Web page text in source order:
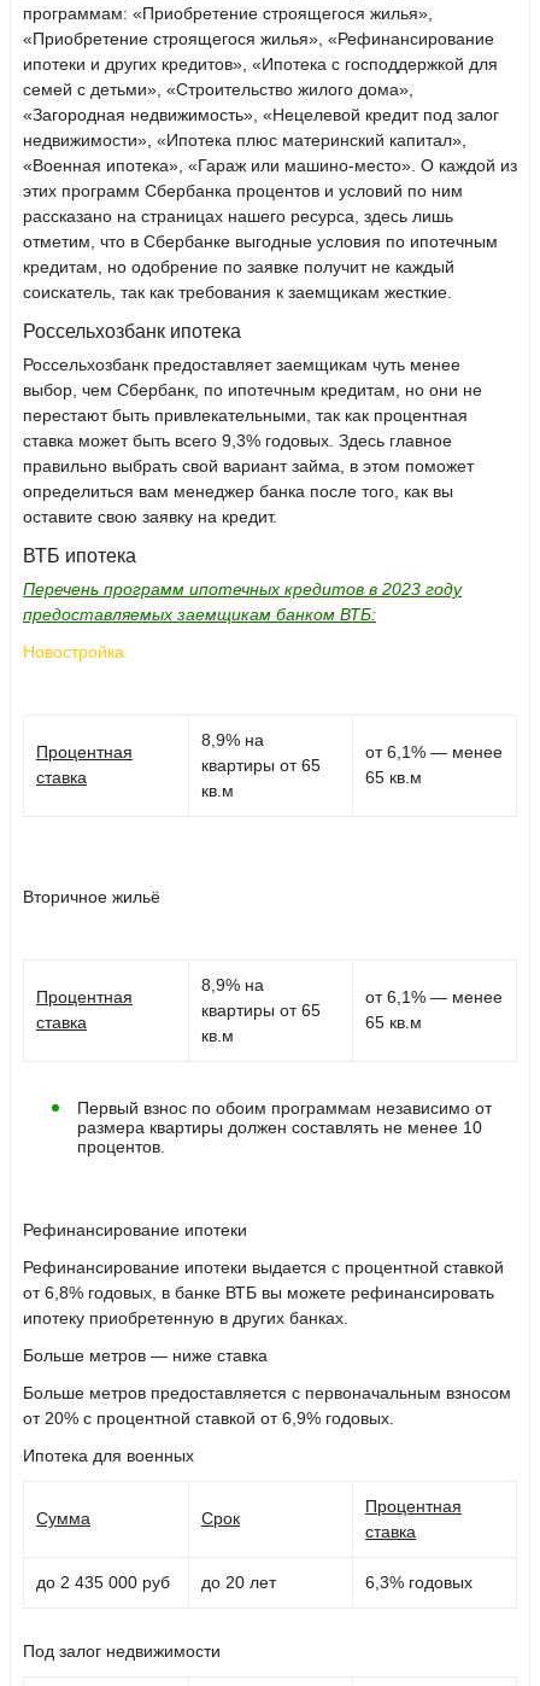
программам: «Приобретение строящегося жилья»,
«Приобретение строящегося жилья», «Рефинансирование
ипотеки и других кредитов», «Ипотека с господдержкой для
семей с детьми», «Строительство жилого дома»,
«Загородная недвижимость», «Нецелевой кредит под залог
недвижимости», «Ипотека плюс материнский капитал»,
«Военная ипотека», «Гараж или машино-место». О каждой из
этих программ Сбербанка процентов и условий по ним
рассказано на страницах нашего ресурса, здесь лишь
отметим, что в Сбербанке выгодные условия по ипотечным
кредитам, но одобрение по заявке получит не каждый
соискатель, так как требования к заемщикам жесткие.
Россельхозбанк ипотека
Россельхозбанк предоставляет заемщикам чуть менее
выбор, чем Сбербанк, по ипотечным кредитам, но они не
перестают быть привлекательными, так как процентная
ставка может быть всего 9,3% годовых. Здесь главное
правильно выбрать свой вариант займа, в этом поможет
определиться вам менеджер банка после того, как вы
оставите свою заявку на кредит.
ВТБ ипотека
Перечень программ ипотечных кредитов в 2023 году
предоставляемых заемщикам банком ВТБ:
Новостройка
Процентная
ставка
8,9% на
квартиры от 65
кв.м
от 6,1% — менее
65 кв.м
Вторичное жильё
Процентная
ставка
8,9% на
квартиры от 65
кв.м
от 6,1% — менее
65 кв.м
Первый взнос по обоим программам независимо от
размера квартиры должен составлять не менее 10
процентов.
Рефинансирование ипотеки
Рефинансирование ипотеки выдается с процентной ставкой
от 6,8% годовых, в банке ВТБ вы можете рефинансировать
ипотеку приобретенную в других банках.
Больше метров — ниже ставка
Больше метров предоставляется с первоначальным взносом
от 20% с процентной ставкой от 6,9% годовых.
Ипотека для военных
Сумма Срок
Процентная
ставка
до 2 435 000 руб до 20 лет 6,3% годовых
Под залог недвижимости